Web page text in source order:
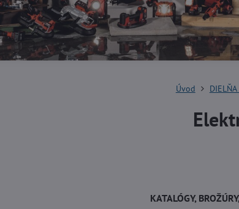
Úvod DIELŇA
KATALÓGY,